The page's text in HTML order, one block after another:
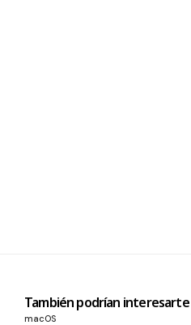
También podrían interesarte
macOS